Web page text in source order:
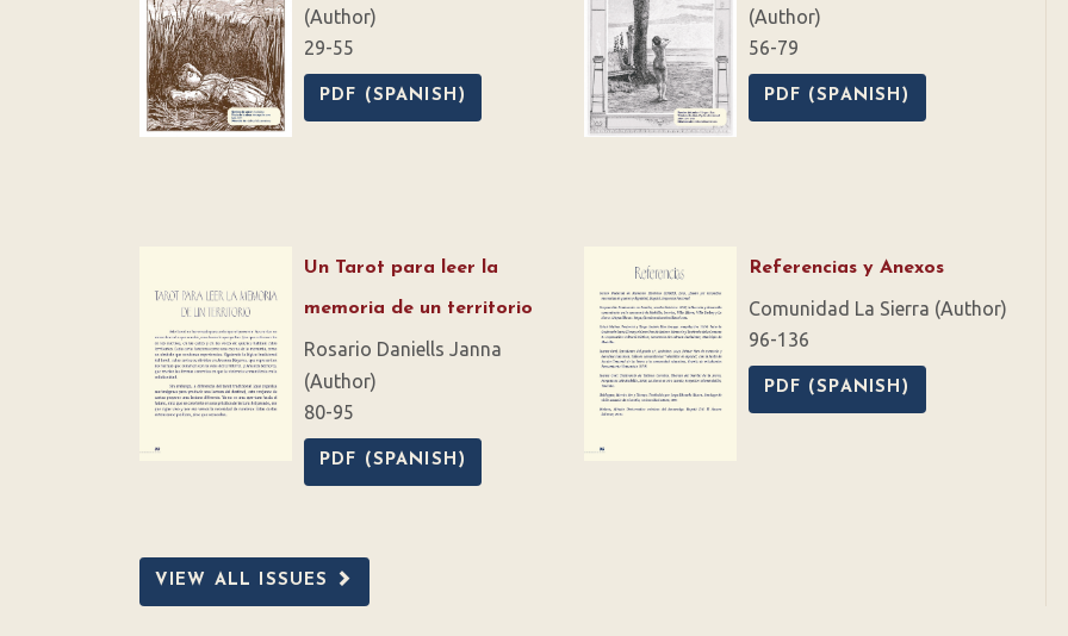
(Author)
29-55
PDF (SPANISH)
(Author)
56-79
PDF (SPANISH)
Un Tarot para leer la
memoria de un territorio
Rosario Daniells Janna
(Author)
80-95
PDF (SPANISH)
Referencias y Anexos
Comunidad La Sierra (Author)
96-136
PDF (SPANISH)
VIEW ALL ISSUES